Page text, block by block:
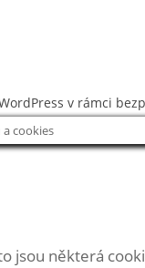
v rámci
cookies
jsou některá